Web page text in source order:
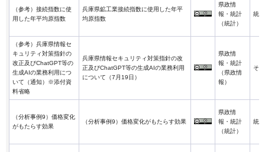
（参考）接続指数に使
用した年平均原指数
兵庫県鉱工業接続指数に使用した年平
均原指数
県政情
報・統計
（統計）
統計
（参考）兵庫県情報セ
キュリティ対策指針の
改正及びChatGPT等の
生成AIの業務利用につ
いて（通知）※添付資
料省略
兵庫県情報セキュリティ対策指針の改
正及びChatGPT等の生成AIの業務利用
について（7月19日）
県政情
報・統計
（県政情
報）
そ
（分析事例9）価格変化
がもたらす効果
（分析事例9）価格変化がもたらす効果
県政情
報・統計
（統計）
統計